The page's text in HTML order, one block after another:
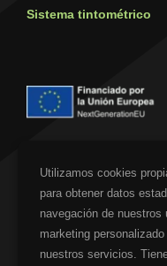
Sistema tintométrico
Financiado por la Unión
de vista y las opiniones
Unión Europea ni la Comisión
de las mismas
Utilizamos cookies
para obtener datos
navegación de nuestros
marketing
nuestros servicios.